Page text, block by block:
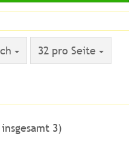
32 pro Seite
pro Seite
3)